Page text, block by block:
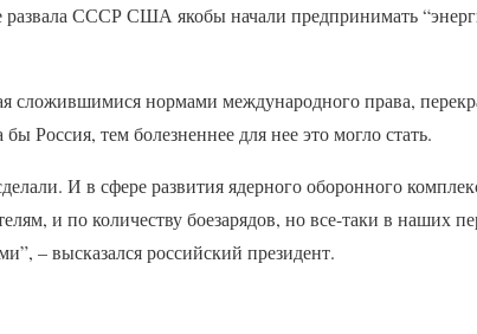
развала СССР США якобы начали предпринимать
сложившимися нормами международного права,
Россия, тем болезненнее для нее это могло стать.
И в сфере развития ядерного оборонного
и по количеству боезарядов, но все-таки в наших
– высказался российский президент.